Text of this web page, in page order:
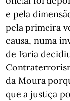
e pela
pela primeira
causa, numa
de Faria
da Moura
que a justiça